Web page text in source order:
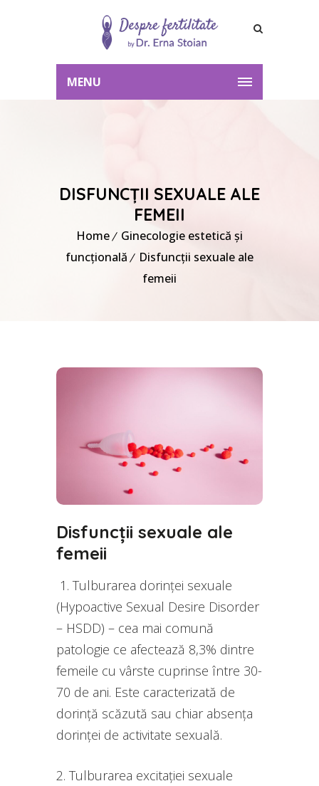
MENU
DISFUNCȚII SEXUALE ALE
FEMEII
Home
Ginecologie estetică și
funcțională
Disfuncții sexuale ale
femeii
Disfuncții sexuale ale
femeii
1. Tulburarea dorinței sexuale
(Hypoactive Sexual Desire Disorder
– HSDD) – cea mai comună
patologie ce afectează 8,3% dintre
femeile cu vârste cuprinse între 30-
70 de ani. Este caracterizată de
dorință scăzută sau chiar absența
dorinței de activitate sexuală.
2. Tulburarea excitației sexuale